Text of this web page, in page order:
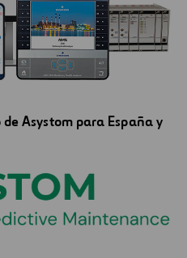
Asystom para España y